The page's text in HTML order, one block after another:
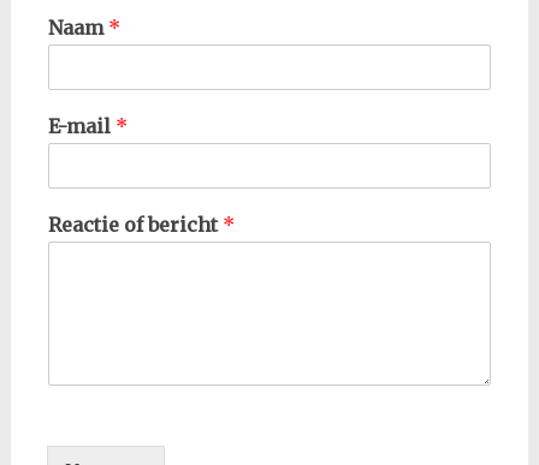
Naam *
E-mail *
Reactie of bericht *